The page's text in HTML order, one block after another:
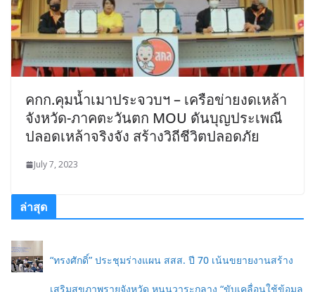
คกก.คุมน้ำเมาประจวบฯ – เครือข่ายงดเหล้า
จังหวัด-ภาคตะวันตก MOU ดันบุญประเพณี
ปลอดเหล้าจริงจัง สร้างวิถีชีวิตปลอดภัย
July 7, 2023
ล่าสุด
“ทรงศักดิ์” ประชุมร่างแผน สสส. ปี 70 เน้นขยายงานสร้าง
เสริมสุขภาพรายจังหวัด หนุนวาระกลาง “ขับเคลื่อนใช้ข้อมูล